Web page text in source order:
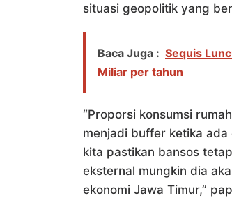
situasi geopolitik yang
Baca Juga : Sequis
Miliar per tahun
“Proporsi konsumsi
menjadi buffer ketika
kita pastikan bansos
eksternal mungkin dia
ekonomi Jawa Timur,”